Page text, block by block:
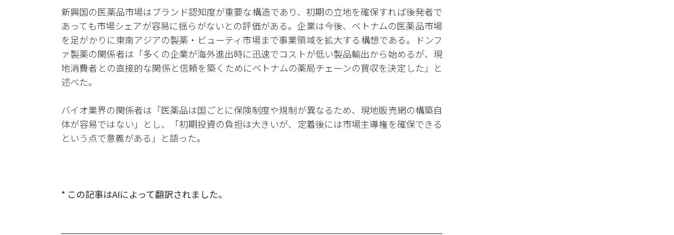
新興国の医薬品市場はブランド認知度が重要な構造であり、初期の立地を確保すれば後発者で
あっても市場シェアが容易に揺らがないとの評価がある。企業は今後、ベトナムの医薬品市場
を足がかりに東南アジアの製薬・ビューティ市場まで事業領域を拡大する構想である。ドンフ
ァ製薬の関係者は「多くの企業が海外進出時に迅速でコストが低い製品輸出から始めるが、現
地消費者との直接的な関係と信頼を築くためにベトナムの薬局チェーンの買収を決定した」と
述べた。
バイオ業界の関係者は「医薬品は国ごとに保険制度や規制が異なるため、現地販売網の構築自
体が容易ではない」とし、「初期投資の負担は大きいが、定着後には市場主導権を確保できる
という点で意義がある」と語った。
* この記事はAIによって翻訳されました。